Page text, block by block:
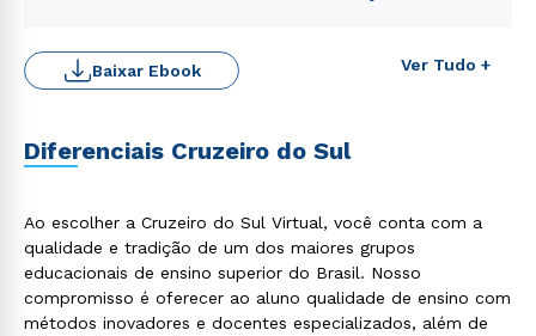
Ver Tudo +
Baixar Ebook
Diferenciais Cruzeiro do Sul
Ao escolher a Cruzeiro do Sul Virtual, você conta com a
qualidade e tradição de um dos maiores grupos
educacionais de ensino superior do Brasil. Nosso
compromisso é oferecer ao aluno qualidade de ensino com
métodos inovadores e docentes especializados, além de
Rápido e fácil
WhatsApp
ou